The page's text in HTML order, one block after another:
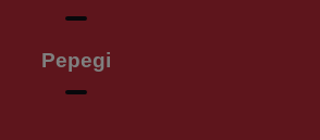
Pepegi